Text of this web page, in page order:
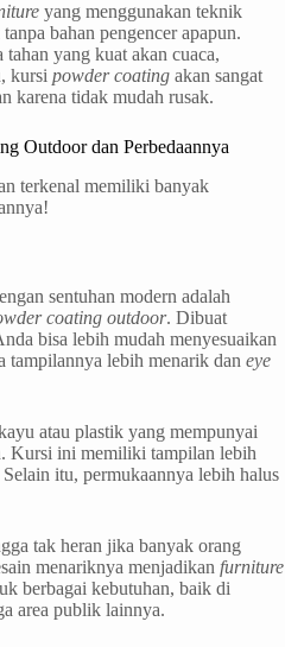
yang menggunakan teknik
bahan pengencer apapun.
yang kuat akan cuaca,
kursi powder coating akan sangat
karena tidak mudah rusak.
Outdoor dan Perbedaannya
terkenal memiliki banyak
sentuhan modern adalah
coating outdoor. Dibuat
bisa lebih mudah menyesuaikan
tampilannya lebih menarik dan eye
atau plastik yang mempunyai
Kursi ini memiliki tampilan lebih
itu, permukaannya lebih halus
tak heran jika banyak orang
menariknya menjadikan furniture
berbagai kebutuhan, baik di
area publik lainnya.